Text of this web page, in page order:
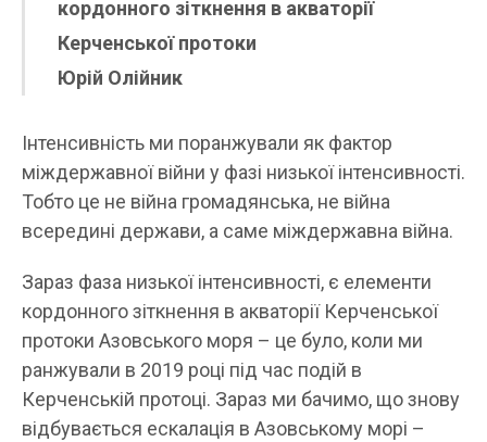
кордонного зіткнення в акваторії
Керченської протоки
Юрій Олійник
Інтенсивність ми поранжували як фактор
міждержавної війни у фазі низької інтенсивності.
Тобто це не війна громадянська, не війна
всередині держави, а саме міждержавна війна.
Зараз фаза низької інтенсивності, є елементи
кордонного зіткнення в акваторії Керченської
протоки Азовського моря – це було, коли ми
ранжували в 2019 році під час подій в
Керченській протоці. Зараз ми бачимо, що знову
відбувається ескалація в Азовському морі –